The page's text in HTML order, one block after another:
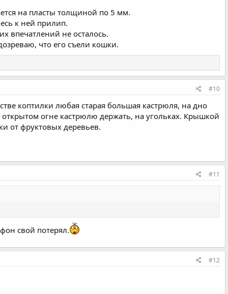
на пласты толщиной по 5 мм.
к ней прилип.
впечатлений не осталось.
что его съели кошки.
#10
коптилки любая старая большая кастрюля, на дно
огне кастрюлю держать, на угольках. Крышкой
от фруктовых деревьев.
#11
свой потерял.
#12